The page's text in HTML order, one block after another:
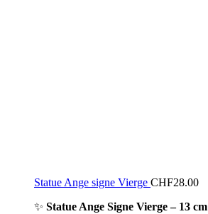
Statue Ange signe Vierge CHF28.00
✨ Statue Ange Signe Vierge – 13 cm